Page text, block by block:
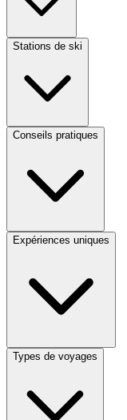
Stations de ski
Conseils pratiques
Expériences uniques
Types de voyages